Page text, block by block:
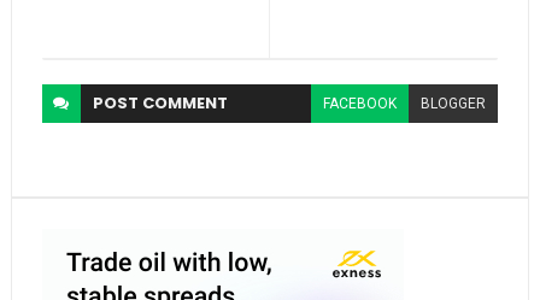
POST COMMENT FACEBOOK BLOGGER